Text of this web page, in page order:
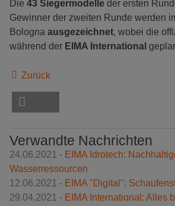
Die 43 Siegermodelle der ersten
Gewinner der zweiten Runde werden
Bologna ausgezeichnet, wobei die
während der EIMA International
Zurück
Verwandte Nachrichten
24.06.2021 - EIMA Idrotech:
Wasserressourcen
12.06.2021 - EIMA "Digital":
29.04.2021 - EIMA International: Alles